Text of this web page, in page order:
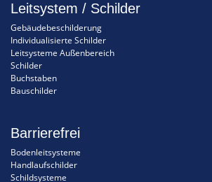
Leitsystem / Schilder
Gebäudebeschilderung
Individualisierte Schilder
Leitsysteme Außenbereich
Schilder
Buchstaben
Bauschilder
Barrierefrei
Bodenleitsysteme
Handlaufschilder
Schildsysteme